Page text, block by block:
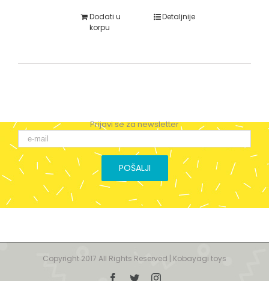
Dodati u
korpu
Detaljnije
Prijavi se za newsletter
Copyright 2017 All Rights Reserved | Kobayagi toys
Facebook
TwitterInstagram